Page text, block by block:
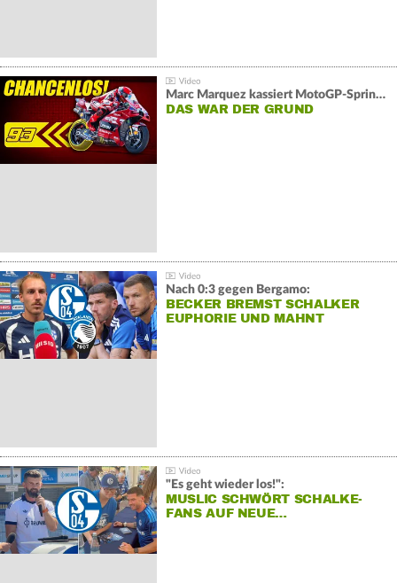
Marc Marquez kassiert MotoGP-Sprint-Schlappe:
DAS WAR DER GRUND
Nach 0:3 gegen Bergamo:
BECKER BREMST SCHALKER
EUPHORIE UND MAHNT
"Es geht wieder los!":
MUSLIC SCHWÖRT SCHALKE-
FANS AUF NEUE…